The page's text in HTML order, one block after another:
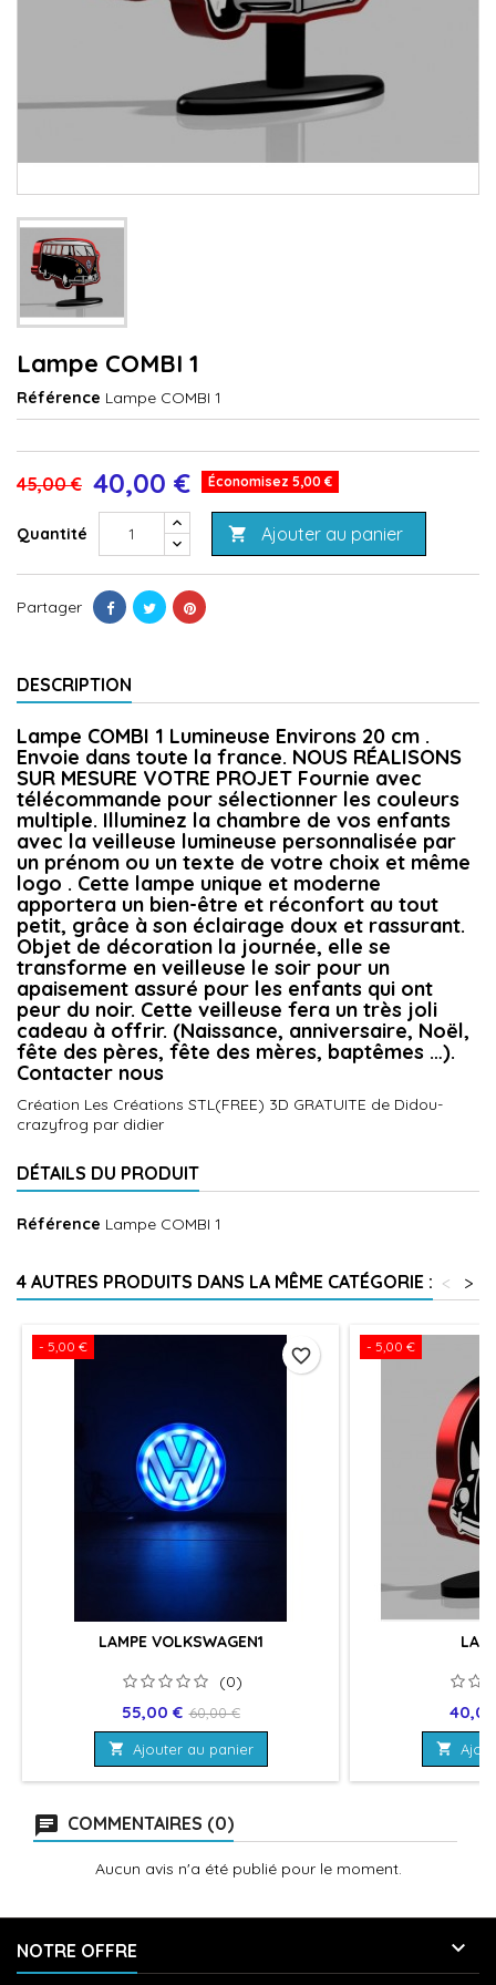
Lampe COMBI 1
Référence Lampe COMBI 1
45,00 € 40,00 € Économisez 5,00 €
Quantité  Ajouter au panier
Partager
DESCRIPTION
Lampe COMBI 1 Lumineuse Environs 20 cm .
Envoie dans toute la france. NOUS RÉALISONS
SUR MESURE VOTRE PROJET Fournie avec
télécommande pour sélectionner les couleurs
multiple. Illuminez la chambre de vos enfants
avec la veilleuse lumineuse personnalisée par
un prénom ou un texte de votre choix et même
logo . Cette lampe unique et moderne
apportera un bien-être et réconfort au tout
petit, grâce à son éclairage doux et rassurant.
Objet de décoration la journée, elle se
transforme en veilleuse le soir pour un
apaisement assuré pour les enfants qui ont
peur du noir. Cette veilleuse fera un très joli
cadeau à offrir. (Naissance, anniversaire, Noël,
fête des pères, fête des mères, baptêmes …).
Contacter nous
Création Les Créations STL(FREE) 3D GRATUITE de Didou-
crazyfrog par didier
DÉTAILS DU PRODUIT
Référence Lampe COMBI 1
4 AUTRES PRODUITS DANS LA MÊME CATÉGORIE : >
<
- 5,00 €
LAMPE VOLKSWAGEN1
(0)
Prix
55,00 € Prix
base
60,00 €
 Ajouter au panier
favorite_border - 5,00 €
Prix

COMMENTAIRES (0)
Aucun avis n'a été publié pour le moment.
NOTRE OFFRE 